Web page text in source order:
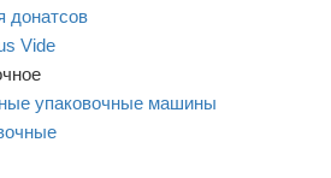
донатсов
Vide
упаковочные машины